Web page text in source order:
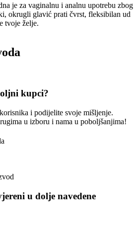
je za vaginalnu i analnu upotrebu zbog
okrugli glavić prati čvrst, fleksibilan ud
tvoje želje.
kupci?
i podijelite svoje mišljenje.
u izboru i nama u poboljšanjima!
u dolje navedene